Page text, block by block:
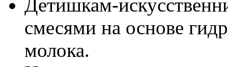
Детишкам-
смесями на основе
молока.